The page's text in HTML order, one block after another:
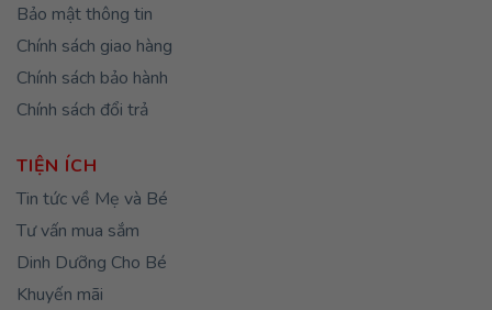
Bảo mật thông tin
Chính sách giao hàng
Chính sách bảo hành
Chính sách đổi trả
TIỆN ÍCH
Tin tức về Mẹ và Bé
Tư vấn mua sắm
Dinh Dưỡng Cho Bé
Khuyến mãi